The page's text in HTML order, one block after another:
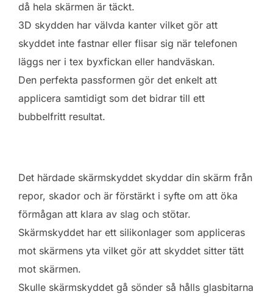
då hela skärmen är täckt.
3D skydden har välvda kanter vilket gör att
skyddet inte fastnar eller flisar sig när telefonen
läggs ner i tex byxfickan eller handväskan.
Den perfekta passformen gör det enkelt att
applicera samtidigt som det bidrar till ett
bubbelfritt resultat.
Det härdade skärmskyddet skyddar din skärm från
repor, skador och är förstärkt i syfte om att öka
förmågan att klara av slag och stötar.
Skärmskyddet har ett silikonlager som appliceras
mot skärmens yta vilket gör att skyddet sitter tätt
mot skärmen.
Skulle skärmskyddet gå sönder så hålls glasbitarna